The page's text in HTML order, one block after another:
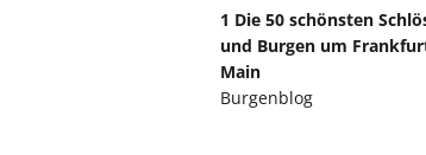
1 Die 50 schönsten
und Burgen um Frankfurt
Main
Burgenblog